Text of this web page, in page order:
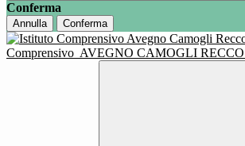
Conferma
Annulla Conferma
Comprensivo AVEGNO CAMOGLI